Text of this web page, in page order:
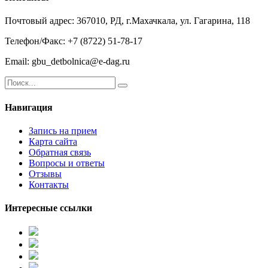
Почтовый адрес: 367010, РД, г.Махачкала, ул. Гагарина, 118
Телефон/Факс: +7 (8722) 51-78-17
Email: gbu_detbolnica@e-dag.ru
Навигация
Запись на прием
Карта сайта
Обратная связь
Вопросы и ответы
Отзывы
Контакты
Интересные ссылки